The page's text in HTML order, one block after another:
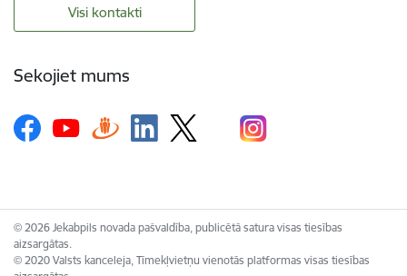
Visi kontakti
Sekojiet mums
© 2026 Jekabpils novada pašvaldība, publicētā satura visas tiesības
aizsargātas.
© 2020 Valsts kanceleja, Tīmekļvietņu vienotās platformas visas tiesības